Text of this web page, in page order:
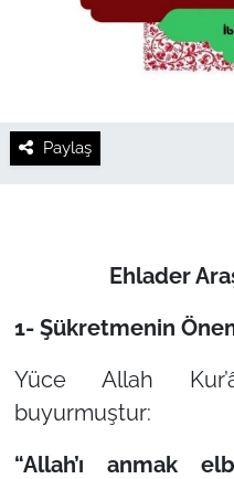
Paylaş
Ehlader
1- Şükretmenin
Yüce Allah
buyurmuştur:
“Allah’ı anmak